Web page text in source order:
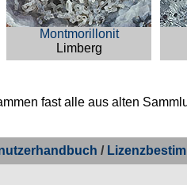
Montmorillonit
Limberg
fast alle aus alten
/